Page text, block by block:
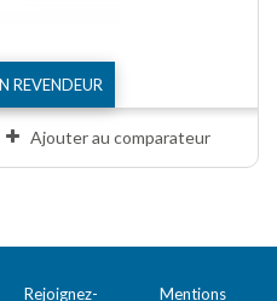
REVENDEUR
Ajouter au comparateur
Rejoignez- Mentions